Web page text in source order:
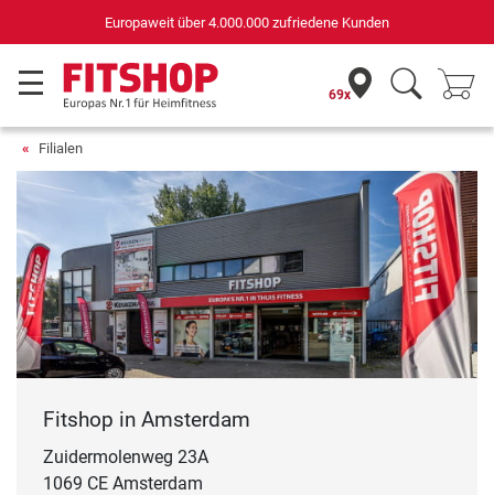
Europaweit über 4.000.000 zufriedene Kunden
69x
Filialen
Fitshop in Amsterdam
Zuidermolenweg 23A
1069 CE Amsterdam